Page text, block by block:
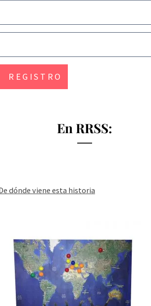
En RRSS:
dónde viene esta historia